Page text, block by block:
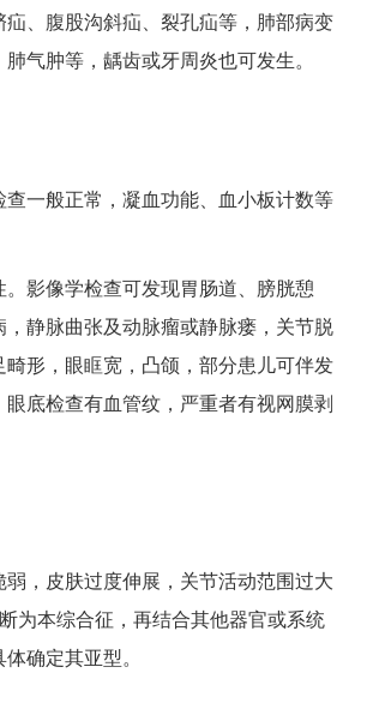
、腹股沟斜疝、裂孔疝等，肺部病变
气肿等，龋齿或牙周炎也可发生。
查一般正常，凝血功能、血小板计数等
。影像学检查可发现胃肠道、膀胱憩
静脉曲张及动脉瘤或静脉瘘，关节脱
形，眼眶宽，凸颌，部分患儿可伴发
底检查有血管纹，严重者有视网膜剥
，皮肤过度伸展，关节活动范围过大
为本综合征，再结合其他器官或系统
确定其亚型。